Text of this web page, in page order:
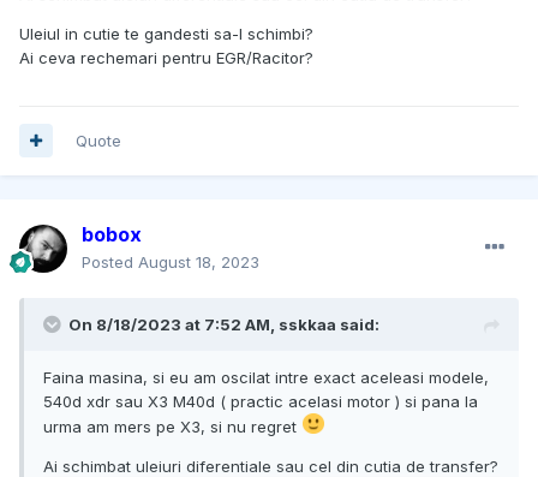
Uleiul in cutie te gandesti sa-l schimbi?
Ai ceva rechemari pentru EGR/Racitor?
Quote
bobox
Posted August 18, 2023
On 8/18/2023 at 7:52 AM, sskkaa said:
Faina masina, si eu am oscilat intre exact aceleasi modele,
540d xdr sau X3 M40d ( practic acelasi motor ) si pana la
urma am mers pe X3, si nu regret
Ai schimbat uleiuri diferentiale sau cel din cutia de transfer?